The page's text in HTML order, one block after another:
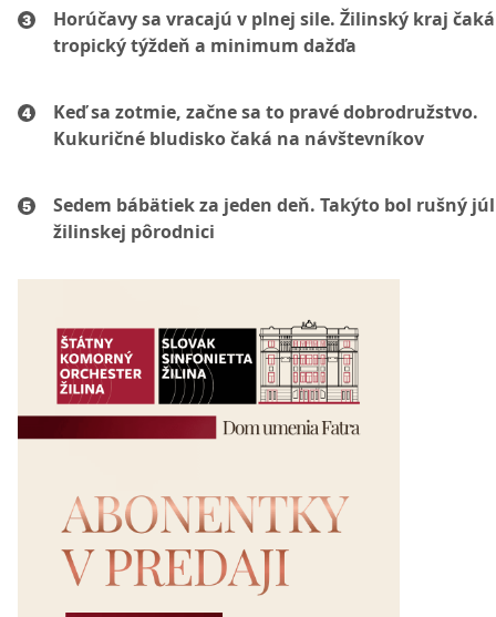
Horúčavy sa vracajú v plnej sile. Žilinský kraj čaká
tropický týždeň a minimum dažďa
Keď sa zotmie, začne sa to pravé dobrodružstvo.
Kukuričné bludisko čaká na návštevníkov
Sedem bábätiek za jeden deň. Takýto bol rušný
žilinskej pôrodnici